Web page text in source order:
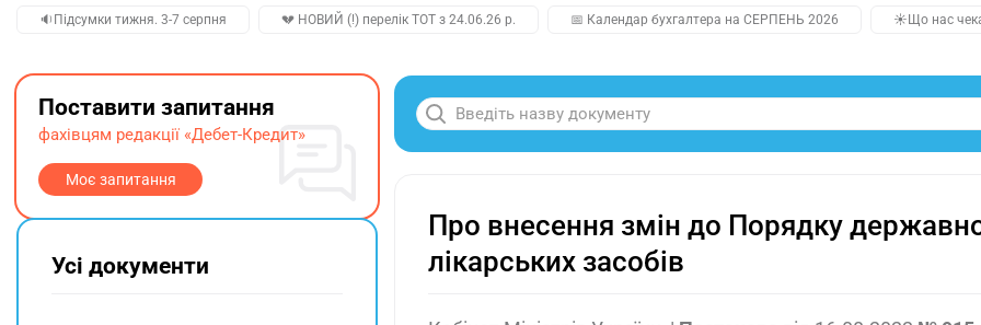
🔉Підсумки тижня. 3-7 серпня 💔 НОВИЙ (!) перелік ТОТ з 24.06.26 р. 📅 Календар бухгалтера на СЕРПЕНЬ 2026 ☀️Що нас
Про внесення змін до Порядку
лікарських засобів
Поставити запитання
фахівцям редакції «Дебет-Кредит»
Моє запитання
Усі документи